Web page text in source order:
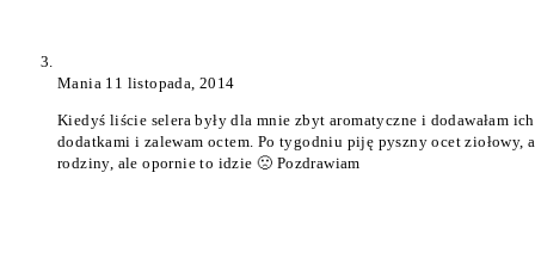
Mania 11 listopada, 2014
Kiedyś liście selera były dla mnie zbyt aromatyczne i dodawałam
dodatkami i zalewam octem. Po tygodniu piję pyszny ocet
rodziny, ale opornie to idzie 🙁 Pozdrawiam